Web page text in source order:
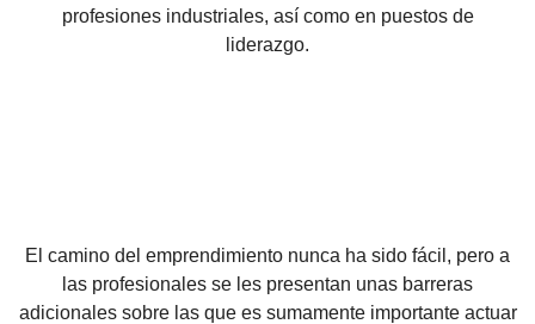
profesiones industriales, así como en puestos de
liderazgo.
El camino del emprendimiento nunca ha sido fácil, pero a
las profesionales se les presentan unas barreras
adicionales sobre las que es sumamente importante actuar